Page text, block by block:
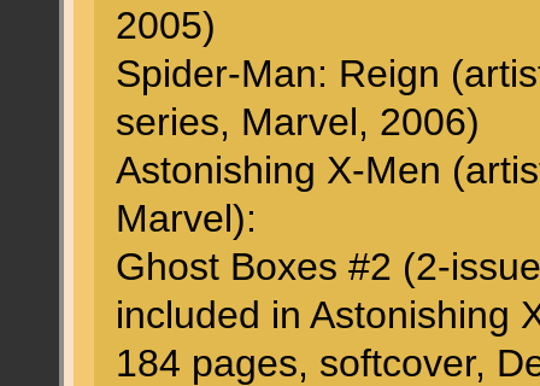
2005)
Spider-Man: Reign
series, Marvel, 2006)
Astonishing X-Men
Marvel):
Ghost Boxes #2 (2-
included in Astonishing
184 pages, softcover,